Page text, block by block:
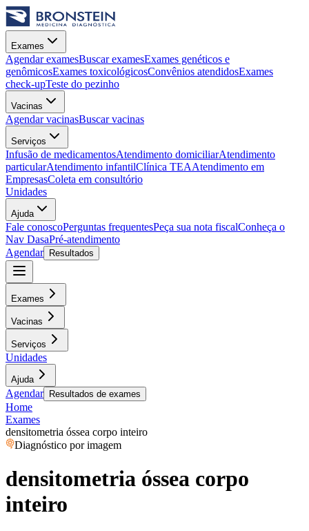
Exames
Agendar examesBuscar examesExames genéticos e
genômicosExames toxicológicosConvênios atendidosExames
check-upTeste do pezinho
Vacinas
Agendar vacinasBuscar vacinas
Serviços
Infusão de medicamentosAtendimento domiciliarAtendimento
particularAtendimento infantilClínica TEAAtendimento em
EmpresasColeta em consultório
Unidades
Ajuda
Fale conoscoPerguntas frequentesPeça sua nota fiscalConheça o
Nav DasaPré-atendimento
Agendar
Resultados
Exames
Vacinas
Serviços
Unidades
Ajuda
Agendar Resultados de exames
Home
Exames
densitometria óssea corpo inteiro
Diagnóstico por imagem
densitometria óssea corpo
inteiro